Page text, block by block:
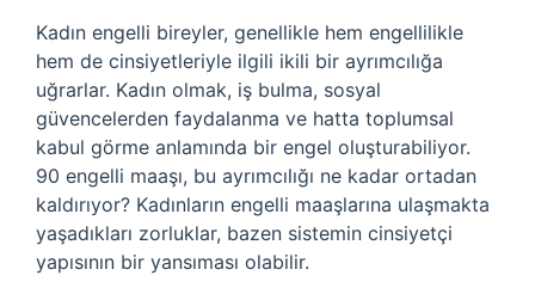
Kadın engelli bireyler, genellikle hem engellilikle
hem de cinsiyetleriyle ilgili ikili bir ayrımcılığa
uğrarlar. Kadın olmak, iş bulma, sosyal
güvencelerden faydalanma ve hatta toplumsal
kabul görme anlamında bir engel oluşturabiliyor.
90 engelli maaşı, bu ayrımcılığı ne kadar ortadan
kaldırıyor? Kadınların engelli maaşlarına ulaşmakta
yaşadıkları zorluklar, bazen sistemin cinsiyetçi
yapısının bir yansıması olabilir.